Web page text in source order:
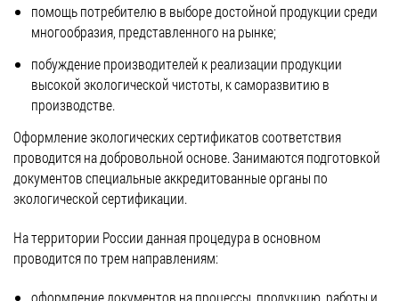
помощь потребителю в выборе достойной продукции среди
многообразия, представленного на рынке;
побуждение производителей к реализации продукции
высокой экологической чистоты, к саморазвитию в
производстве.
Оформление экологических сертификатов соответствия
проводится на добровольной основе. Занимаются подготовкой
документов специальные аккредитованные органы по
экологической сертификации.
На территории России данная процедура в основном
проводится по трем направлениям:
оформление документов на процессы, продукцию, работы и